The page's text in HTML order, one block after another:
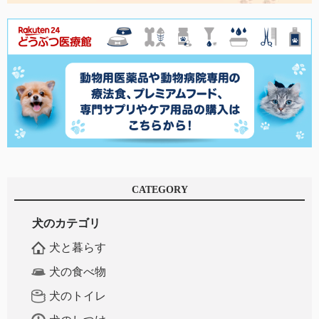
CATEGORY
犬のカテゴリ
犬と暮らす
犬の食べ物
犬のトイレ